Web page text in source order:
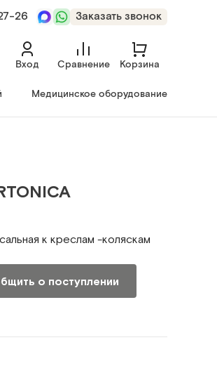
Заказать звонок
Вход Сравнение Корзина
Медицинское оборудование
к креслам -коляскам
о поступлении